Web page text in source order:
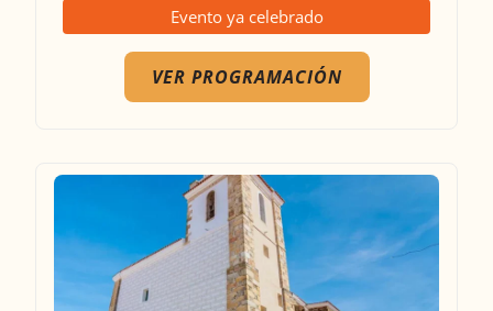
Evento ya celebrado
VER PROGRAMACIÓN